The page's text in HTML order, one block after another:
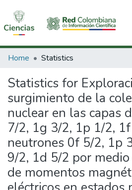
Communities & Collections
All of DSpace
Home Statistics
Statistics for
surgimiento de la
nuclear en las capas
7/2, 1g 3/2, 1p 1/2,
neutrones 0f 5/2, 1p
9/2, 1d 5/2 por
de momentos